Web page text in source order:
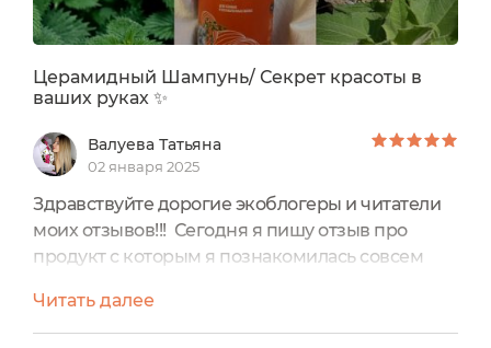
Церамидный Шампунь/ Секрет красоты в
ваших руках ✨️
Валуева Татьяна
02 января 2025
Здравствуйте дорогие экоблогеры и читатели
моих отзывов!!! Сегодня я пишу отзыв про
продукт с которым я познакомилась совсем
у этого бренда не обращала внимание на это
чудо Итак, речь пойдёт про Шампунь с
Читать далее